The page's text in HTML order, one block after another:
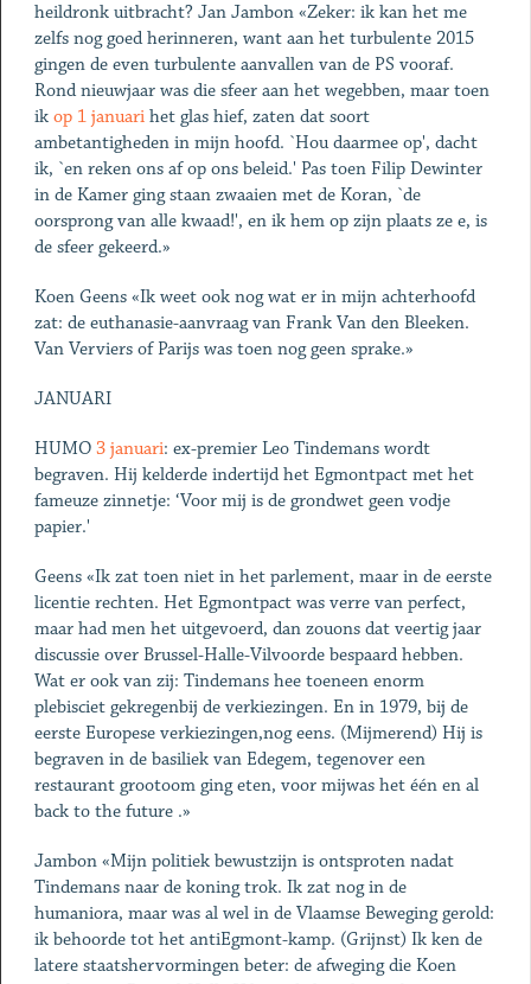
heildronk uitbracht? Jan Jambon «Zeker: ik kan het me
zelfs nog goed herinneren, want aan het turbulente 2015
gingen de even turbulente aanvallen van de PS vooraf.
Rond nieuwjaar was die sfeer aan het wegebben, maar toen
ik op 1 januarihet glas hief, zaten dat soort
ambetantigheden in mijn hoofd. `Hou daarmee op', dacht
ik, `en reken ons af op ons beleid.' Pas toen Filip Dewinter
in de Kamer ging staan zwaaien met de Koran, `de
oorsprong van alle kwaad!', en ik hem op zijn plaats ze e, is
de sfeer gekeerd.»
Koen Geens «Ik weet ook nog wat er in mijn achterhoofd
zat: de euthanasie-aanvraag van Frank Van den Bleeken.
Van Verviers of Parijs was toen nog geen sprake.»
JANUARI
HUMO 3 januari: ex-premier Leo Tindemans wordt
begraven. Hij kelderde indertijd het Egmontpact met het
fameuze zinnetje: ‘Voor mij is de grondwet geen vodje
papier.'
Geens «Ik zat toen niet in het parlement, maar in de eerste
licentie rechten. Het Egmontpact was verre van perfect,
maar had men het uitgevoerd, dan zouons dat veertig jaar
discussie over Brussel-Halle-Vilvoorde bespaard hebben.
Wat er ook van zij: Tindemans hee toeneen enorm
plebisciet gekregenbij de verkiezingen. En in 1979, bij de
eerste Europese verkiezingen,nog eens. (Mijmerend) Hij is
begraven in de basiliek van Edegem, tegenover een
restaurant grootoom ging eten, voor mijwas het één en al
back to the future .»
Jambon «Mijn politiek bewustzijn is ontsproten nadat
Tindemans naar de koning trok. Ik zat nog in de
humaniora, maar was al wel in de Vlaamse Beweging gerold:
ik behoorde tot het antiEgmont-kamp. (Grijnst) Ik ken de
latere staatshervormingen beter: de afweging die Koen